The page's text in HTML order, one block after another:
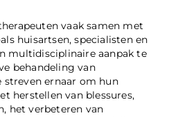
vaak samen met
huisartsen, specialisten en
multidisciplinaire aanpak te
behandeling van
streven ernaar om hun
herstellen van blessures,
het verbeteren van